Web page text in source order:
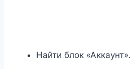
Найти блок «Аккаунт».